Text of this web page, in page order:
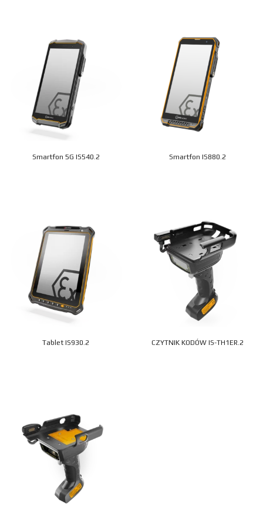
Smartfon 5G IS540.2 Smartfon IS880.2
Tablet IS930.2 CZYTNIK KODÓW IS-TH1ER.2